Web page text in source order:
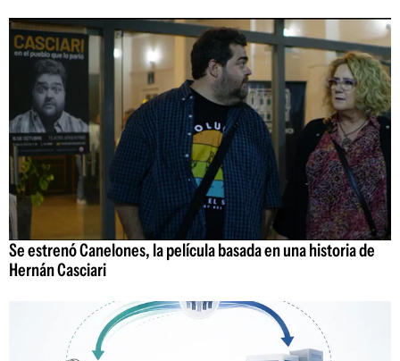
Se estrenó Canelones, la película basada en una historia de
Hernán Casciari